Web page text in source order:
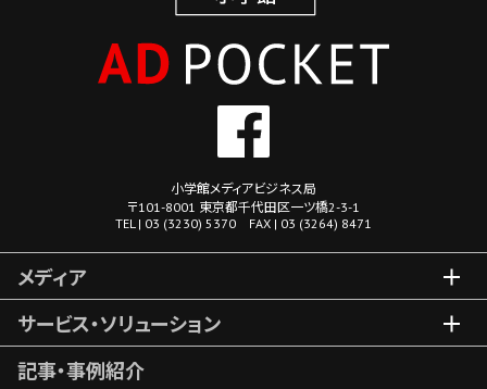
小学館メディアビジネス局
〒101-8001 東京都千代田区一ツ橋2-3-1
TEL | 03 (3230) 5370 FAX | 03 (3264) 8471
メディア
サービス・ソリューション
記事・事例紹介